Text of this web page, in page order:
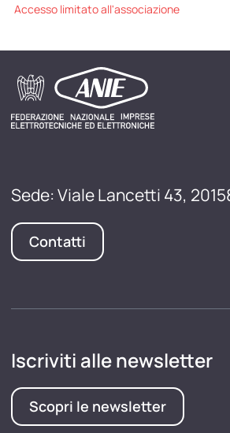
Accesso limitato all'associazione
Sede: Viale Lancetti 43,
Contatti
Iscriviti alle newsletter
Scopri le newsletter